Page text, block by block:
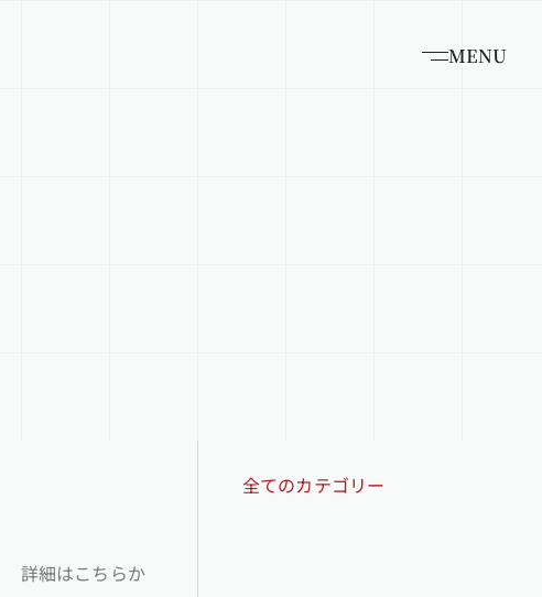
MENU
全てのカテゴリー